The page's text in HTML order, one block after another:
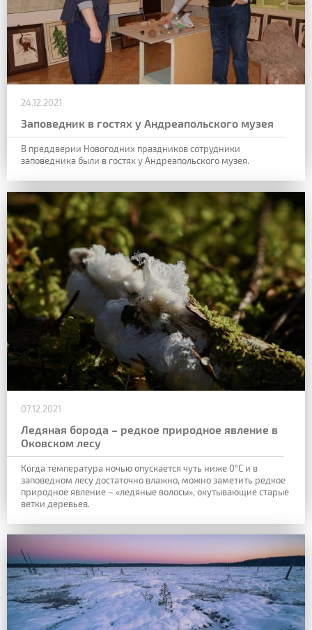
24.12.2021
Заповедник в гостях у Андреапольского музея
В преддверии Новогодних праздников сотрудники
заповедника были в гостях у Андреапольского музея.
07.12.2021
Ледяная борода – редкое природное явление в
Оковском лесу
Когда температура ночью опускается чуть ниже 0°C и в
заповедном лесу достаточно влажно, можно заметить редкое
природное явление – «ледяные волосы», окутывающие старые
ветки деревьев.